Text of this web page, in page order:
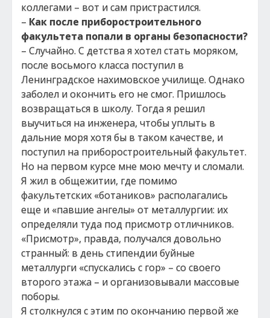
коллегами – вот и сам пристрастился.
– Как после приборостроительного
факультета попали в органы безопасности?
– Случайно. С детства я хотел стать моряком,
после восьмого класса поступил в
Ленинградское нахимовское училище. Однако
заболел и окончить его не смог. Пришлось
возвращаться в школу. Тогда я решил
выучиться на инженера, чтобы уплыть в
дальние моря хотя бы в таком качестве, и
поступил на приборостроительный факультет.
Но на первом курсе мне мою мечту и сломали.
Я жил в общежитии, где помимо
факультетских «ботаников» располагались
еще и «павшие ангелы» от металлургии: их
определяли туда под присмотр отличников.
«Присмотр», правда, получался довольно
странный: в день стипендии буйные
металлурги «спускались с гор» – со своего
второго этажа – и организовывали массовые
поборы.
Я столкнулся с этим по окончанию первой же